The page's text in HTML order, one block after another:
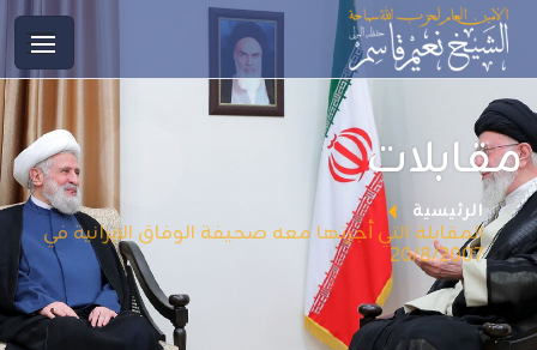
مقابلات
الرئيسية
المقابلة التي أجرتها معه صحيفة الوفاق الايرانية في
20/8/2007